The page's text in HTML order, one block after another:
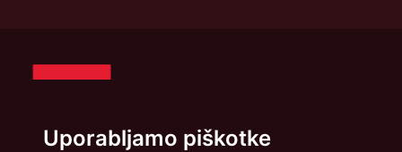
Uporabljamo piškotke